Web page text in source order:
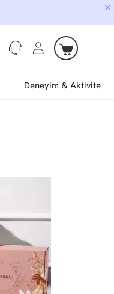
×
Deneyim & Aktivite